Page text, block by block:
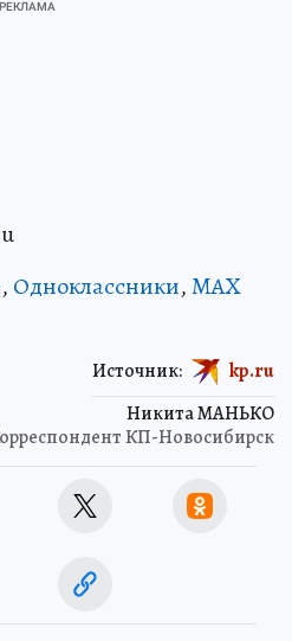
, Одноклассники,MAX
Никита МАНЬКО
КП-Новосибирск
Источник: kp.ru